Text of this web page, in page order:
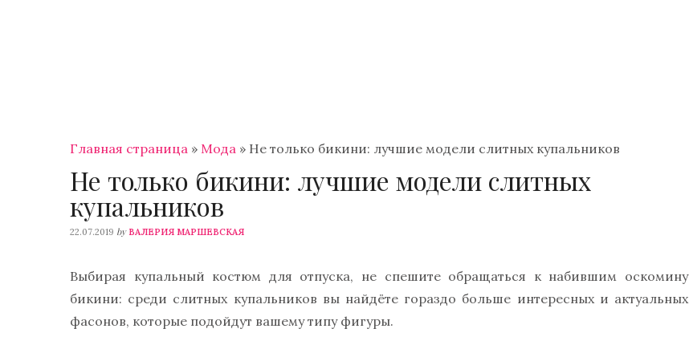
Главная страница » Мода » Не только бикини: лучшие модели слитных купальников
Не только бикини: лучшие модели слитных
купальников
22.07.2019 by ВАЛЕРИЯ МАРШЕВСКАЯ
Выбирая купальный костюм для отпуска, не спешите обращаться к набившим оскомину
бикини: среди слитных купальников вы найдёте гораздо больше интересных и актуальных
фасонов, которые подойдут вашему типу фигуры.